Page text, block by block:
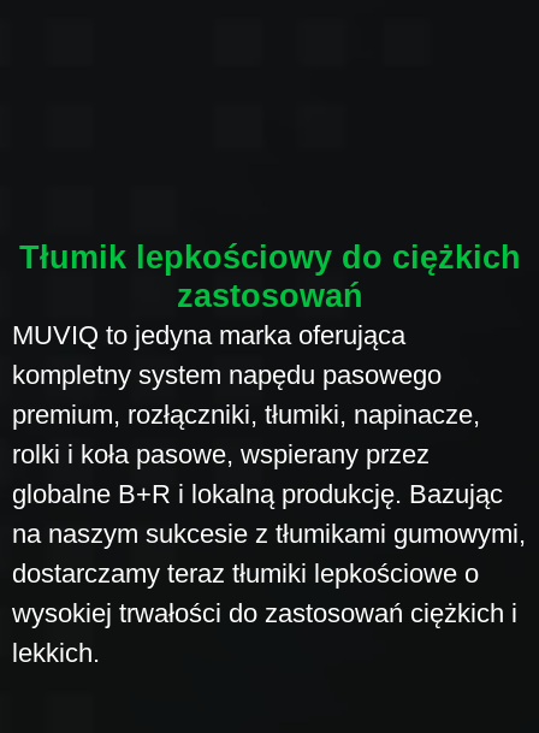
Tłumik lepkościowy do ciężkich
zastosowań
MUVIQ to jedyna marka oferująca
kompletny system napędu pasowego
premium, rozłączniki, tłumiki, napinacze,
rolki i koła pasowe, wspierany przez
globalne B+R i lokalną produkcję. Bazując
na naszym sukcesie z tłumikami gumowymi,
dostarczamy teraz tłumiki lepkościowe o
wysokiej trwałości do zastosowań ciężkich i
lekkich.